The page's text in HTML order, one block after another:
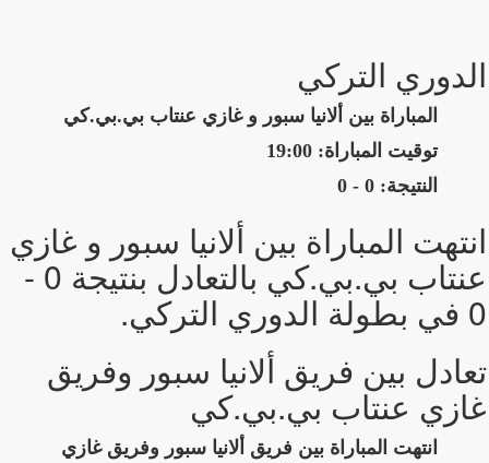
الدوري التركي
المباراة بين ألانيا سبور و غازي عنتاب بي.بي.كي
توقيت المباراة: 19:00
النتيجة: 0 - 0
انتهت المباراة بين ألانيا سبور و غازي
عنتاب بي.بي.كي بالتعادل بنتيجة 0 -
0 في بطولة الدوري التركي.
تعادل بين فريق ألانيا سبور وفريق
غازي عنتاب بي.بي.كي
انتهت المباراة بين فريق ألانيا سبور وفريق غازي